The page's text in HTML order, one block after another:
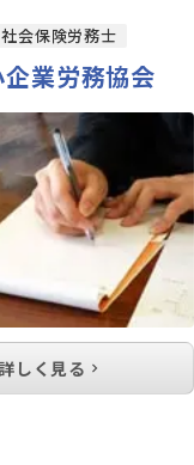
社会保険労務士
業労務協会
しく見る